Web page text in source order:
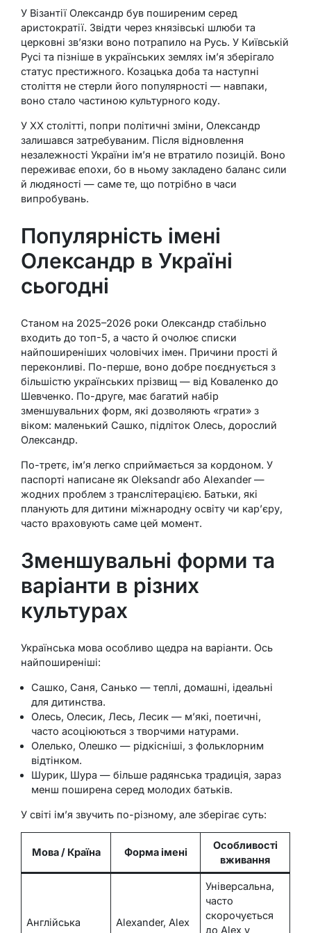
У Візантії Олександр був поширеним серед
аристократії. Звідти через князівські шлюби та
церковні зв’язки воно потрапило на Русь. У Київській
Русі та пізніше в українських землях ім’я зберігало
статус престижного. Козацька доба та наступні
століття не стерли його популярності — навпаки,
воно стало частиною культурного коду.
У XX столітті, попри політичні зміни, Олександр
залишався затребуваним. Після відновлення
незалежності України ім’я не втратило позицій. Воно
переживає епохи, бо в ньому закладено баланс сили
й людяності — саме те, що потрібно в часи
випробувань.
Популярність імені
Олександр в Україні
сьогодні
Станом на 2025–2026 роки Олександр стабільно
входить до топ-5, а часто й очолює списки
найпоширеніших чоловічих імен. Причини прості й
переконливі. По-перше, воно добре поєднується з
більшістю українських прізвищ — від Коваленко до
Шевченко. По-друге, має багатий набір
зменшувальних форм, які дозволяють «грати» з
віком: маленький Сашко, підліток Олесь, дорослий
Олександр.
По-третє, ім’я легко сприймається за кордоном. У
паспорті написане як Oleksandr або Alexander —
жодних проблем з транслітерацією. Батьки, які
планують для дитини міжнародну освіту чи кар’єру,
часто враховують саме цей момент.
Зменшувальні форми та
варіанти в різних
культурах
Українська мова особливо щедра на варіанти. Ось
найпоширеніші:
Сашко, Саня, Санько — теплі, домашні, ідеальні
для дитинства.
Олесь, Олесик, Лесь, Лесик — м’які, поетичні,
часто асоціюються з творчими натурами.
Олелько, Олешко — рідкісніші, з фольклорним
відтінком.
Шурик, Шура — більше радянська традиція, зараз
менш поширена серед молодих батьків.
У світі ім’я звучить по-різному, але зберігає суть:
Мова / Країна Форма імені
Особливості
вживання
Англійська Alexander, Alex
Універсальна,
часто
скорочується
до Alex у